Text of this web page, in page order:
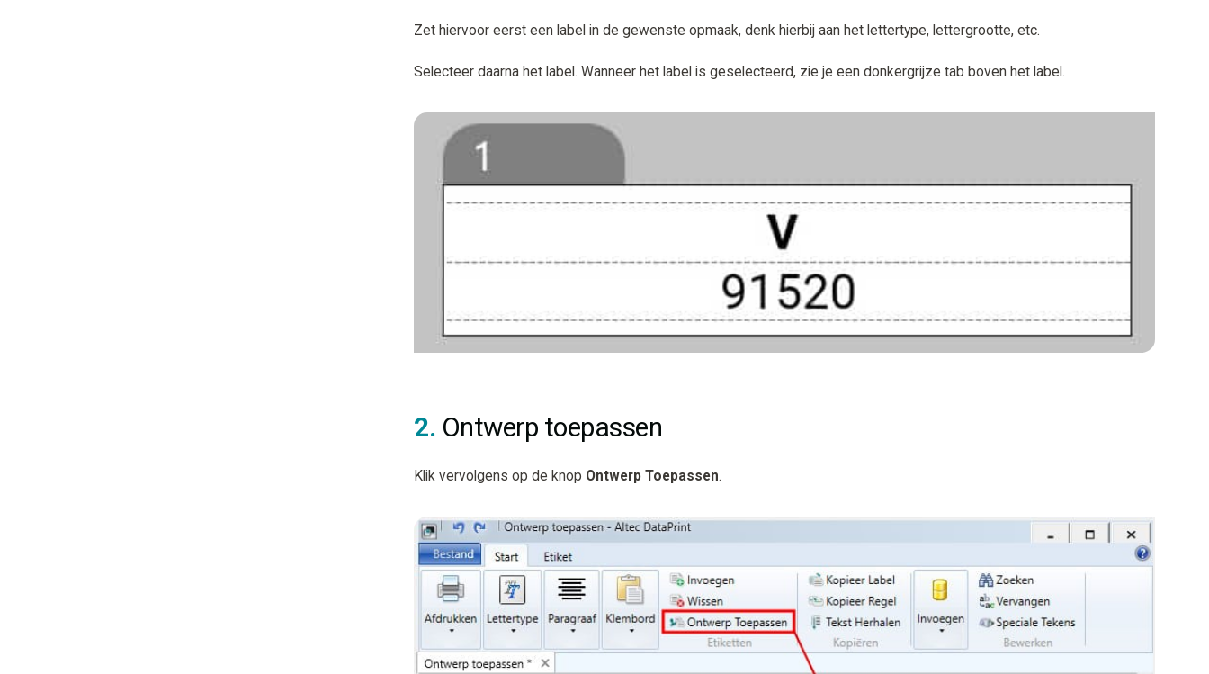
Zet hiervoor eerst een label in de gewenste opmaak, denk hierbij aan het lettertype, lettergrootte, etc.
Selecteer daarna het label. Wanneer het label is geselecteerd, zie je een donkergrijze tab boven het label.
2. Ontwerp toepassen
Klik vervolgens op de knop Ontwerp Toepassen.